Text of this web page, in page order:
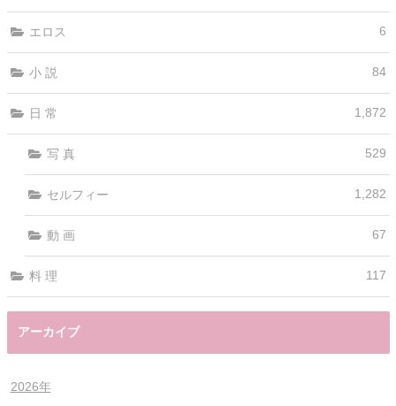
エロス 6
小 説 84
日 常 1,872
写 真 529
セルフィー 1,282
動 画 67
料 理 117
アーカイブ
2026年